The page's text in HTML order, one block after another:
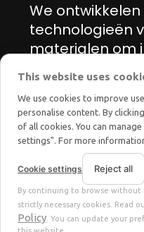
We
technologieën
materialen om
oplossingen te
energie- en
STOKKERMILL | SELTEK
This website uses
We use cookies to improve
personalise content. By
of all cookies. You can
settings". For more
Cookie settings Reject all
By continuing to browse without
strictly necessary cookies. Read
Policy . You can update your